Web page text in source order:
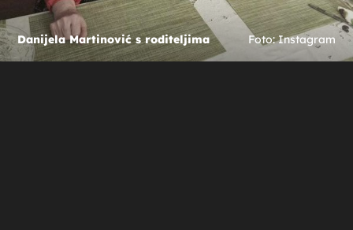
Danijela Martinović s roditeljima Foto: Instagram